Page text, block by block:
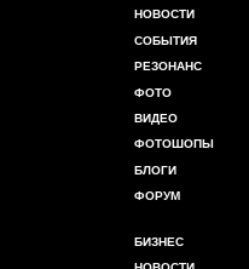
НОВОСТИ
СОБЫТИЯ
РЕЗОНАНС
ФОТО
ВИДЕО
ФОТОШОПЫ
БЛОГИ
ФОРУМ
БИЗНЕС